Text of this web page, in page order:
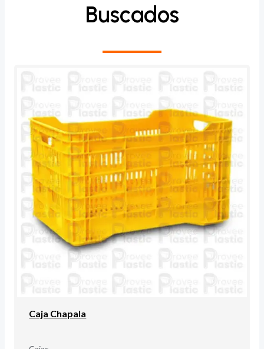
Buscados
Caja Chapala